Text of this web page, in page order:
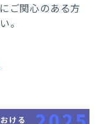
ご関心のある方
。